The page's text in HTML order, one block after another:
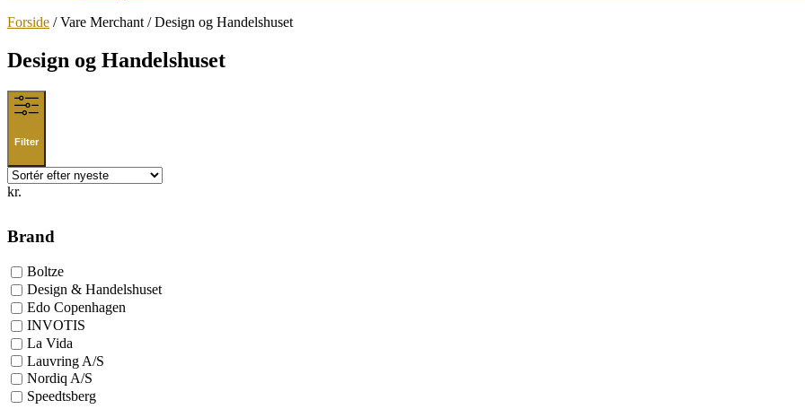
Forside / Vare Merchant / Design og Handelshuset
Design og Handelshuset
Filter
kr.
Brand
Boltze
Design & Handelshuset
Edo Copenhagen
INVOTIS
La Vida
Lauvring A/S
Nordiq A/S
Speedtsberg